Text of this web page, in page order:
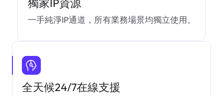
獨家IP資源
一手純淨IP通道，所有業務場景均獨立使用。
全天候24/7在線支援